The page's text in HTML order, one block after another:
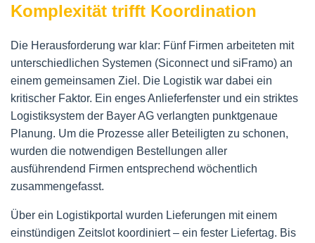
Komplexität trifft Koordination
Die Herausforderung war klar: Fünf Firmen arbeiteten mit
unterschiedlichen Systemen (Siconnect und siFramo) an
einem gemeinsamen Ziel. Die Logistik war dabei ein
kritischer Faktor. Ein enges Anlieferfenster und ein striktes
Logistiksystem der Bayer AG verlangten punktgenaue
Planung. Um die Prozesse aller Beteiligten zu schonen,
wurden die notwendigen Bestellungen aller
ausführendend Firmen entsprechend wöchentlich
zusammengefasst.
Über ein Logistikportal wurden Lieferungen mit einem
einstündigen Zeitslot koordiniert – ein fester Liefertag. Bis